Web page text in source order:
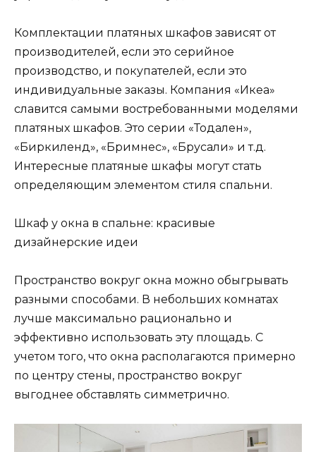
Комплектации платяных шкафов зависят от
производителей, если это серийное
производство, и покупателей, если это
индивидуальные заказы. Компания «Икеа»
славится самыми востребованными моделями
платяных шкафов. Это серии «Тодален»,
«Биркиленд», «Бримнес», «Брусали» и т.д.
Интересные платяные шкафы могут стать
определяющим элементом стиля спальни.
Шкаф у окна в спальне: красивые
дизайнерские идеи
Пространство вокруг окна можно обыгрывать
разными способами. В небольших комнатах
лучше максимально рационально и
эффективно использовать эту площадь. С
учетом того, что окна располагаются примерно
по центру стены, пространство вокруг
выгоднее обставлять симметрично.